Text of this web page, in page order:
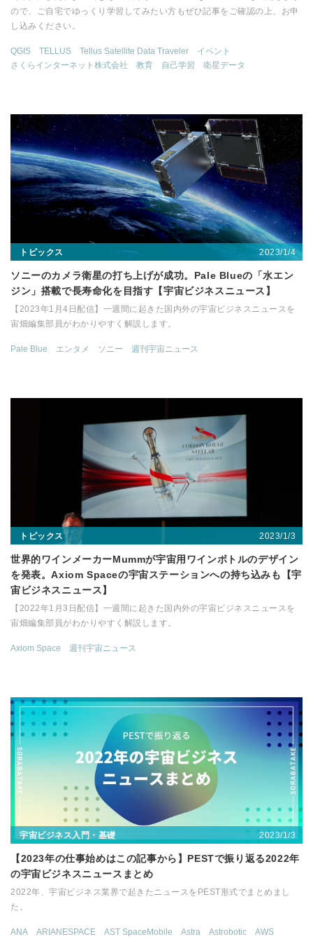
ので、ご自宅でゆっくり学習してみたい方もぜひ記事をご確認の上、お申
し込みください。
QGIS TELLUS Tellus Satellite Data Traveler
イベント
さくらインターネット株式会社
教育 自己学習 衛星データ
トピックス 2023/1/4
ソニーのカメラ衛星の打ち上げが成功。Pale Blueの「水エン
ジン」搭載で長寿命化を目指す【宇宙ビジネスニュース】
【2023年1月4日配信】一週間に起きた国内外の宇宙ビジネスニュースを
宙畑編集部員がわかりやすく解説します。
Pale Blue エンタメ ソニー 週刊宇宙ニュース
トピックス 2023/1/3
世界的ワインメーカーMummが宇宙用ワインボトルのデザイン
を発表。Axiom Spaceの宇宙ステーションへの持ち込みも【宇
宙ビジネスニュース】
【2022年1月3日配信】一週間に起きた国内外の宇宙ビジネスニュースを
宙畑編集部員がわかりやすく解説します。
Axiom Space 週刊宇宙ニュース
宇宙ビジネス入門・基礎 2023/1/3
【2023年の仕事始めはこの記事から】PESTで振り返る2022年
の宇宙ビジネスニュースまとめ
2022年、宇宙ビジネス業界で起きたニュースをPEST形式でまとめまし
た。
ANA ARIANESPACE AST SpaceMobile Astra Astrobotic
AWS